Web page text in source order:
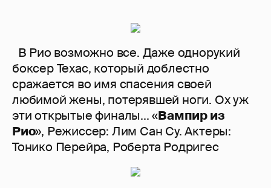
В Рио возможно все. Даже однорукий
боксер Техас, который доблестно
сражается во имя спасения своей
любимой жены, потерявшей ноги. Ох уж
эти открытые финалы... «Вампир из
Рио», Режиссер: Лим Сан Су. Актеры:
Тонико Перейра, Роберта Родригес